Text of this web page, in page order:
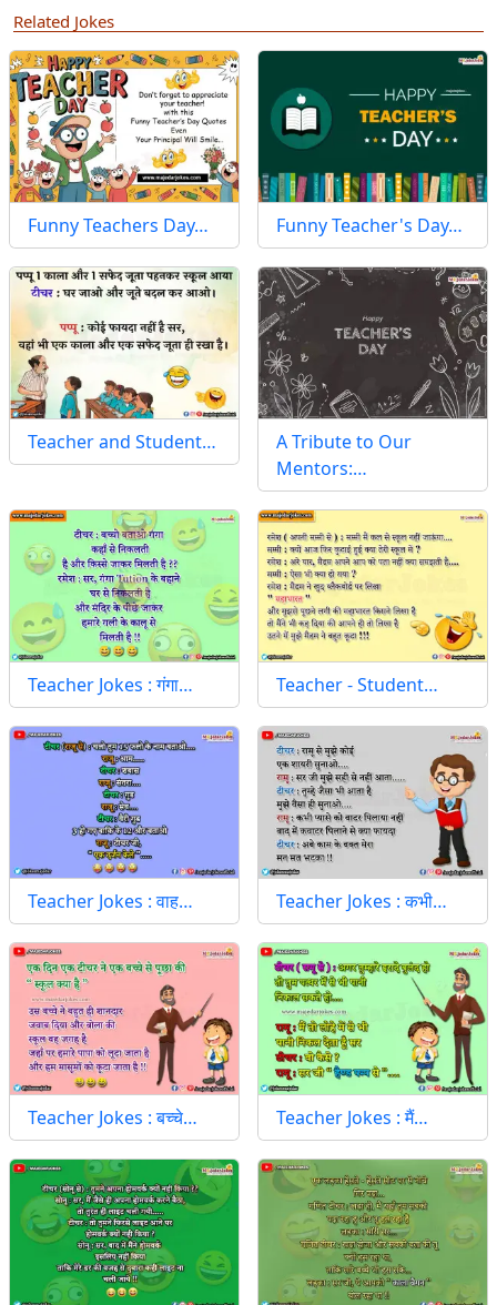
Related Jokes
Funny Teachers Day… Funny Teacher's Day…
Teacher and Student…
A Tribute to Our
Mentors:…
Teacher Jokes : गंगा… Teacher - Student…
Teacher Jokes : वाह… Teacher Jokes : कभी…
Teacher Jokes : बच्चे… Teacher Jokes : मैं…